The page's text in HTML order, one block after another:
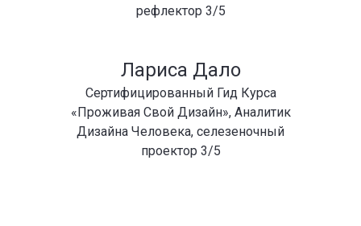
рефлектор 3/5
Лариса Дало
Сертифицированный Гид Курса
«Проживая Свой Дизайн», Аналитик
Дизайна Человека, селезеночный
проектор 3/5